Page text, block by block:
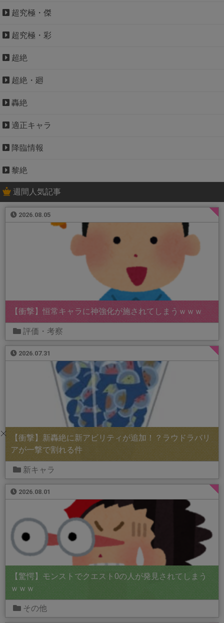
超究極・傑
超究極・彩
超絶
超絶・廻
轟絶
適正キャラ
降臨情報
黎絶
週間人気記事
2026.08.05
【衝撃】恒常キャラに神強化が施されてしまうｗｗｗ
評価・考察
2026.07.31
【衝撃】新轟絶に新アビリティが追加！？ラウドラバリ
アが一撃で割れる件
新キャラ
2026.08.01
【驚愕】モンストでクエスト0の人が発見されてしまう
ｗｗｗ
その他